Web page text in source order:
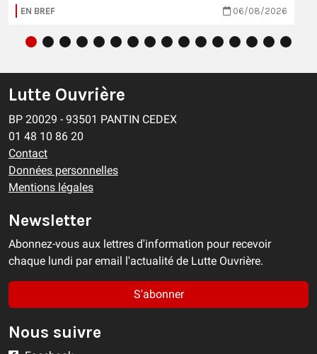
EN BREF 06/08/2026
Lutte Ouvrière
BP 20029 - 93501 PANTIN CEDEX
01 48 10 86 20
Contact
Données personnelles
Mentions légales
Newsletter
Abonnez-vous aux lettres d'information pour recevoir
chaque lundi par email l'actualité de Lutte Ouvrière.
S'abonner
Nous suivre